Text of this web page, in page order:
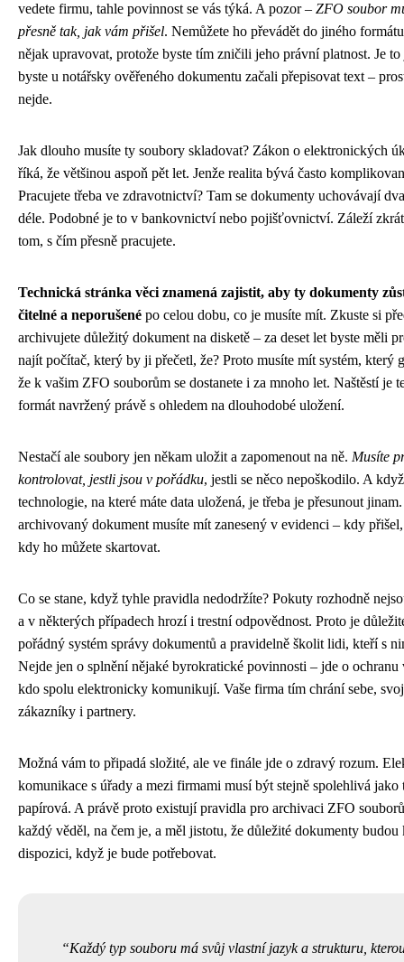
vedete firmu, tahle povinnost se vás týká. A pozor – ZFO soubor
přesně tak, jak vám přišel. Nemůžete ho převádět do jiného
nějak upravovat, protože byste tím zničili jeho právní platnost. Je
byste u notářsky ověřeného dokumentu začali přepisovat text –
nejde.
Jak dlouho musíte ty soubory skladovat? Zákon o elektronických
říká, že většinou aspoň pět let. Jenže realita bývá často
Pracujete třeba ve zdravotnictví? Tam se dokumenty uchovávají
déle. Podobné je to v bankovnictví nebo pojišťovnictví. Záleží
tom, s čím přesně pracujete.
Technická stránka věci znamená zajistit, aby ty dokumenty
čitelné a neporušené po celou dobu, co je musíte mít. Zkuste si
archivujete důležitý dokument na disketě – za deset let byste měli
najít počítač, který by ji přečetl, že? Proto musíte mít systém, který
že k vašim ZFO souborům se dostanete i za mnoho let. Naštěstí je
formát navržený právě s ohledem na dlouhodobé uložení.
Nestačí ale soubory jen někam uložit a zapomenout na ně. Musíte
kontrolovat, jestli jsou v pořádku, jestli se něco nepoškodilo. A
technologie, na které máte data uložená, je třeba je přesunout
archivovaný dokument musíte mít zanesený v evidenci – kdy
kdy ho můžete skartovat.
Co se stane, když tyhle pravidla nedodržíte? Pokuty rozhodně
a v některých případech hrozí i trestní odpovědnost. Proto je
pořádný systém správy dokumentů a pravidelně školit lidi, kteří s
Nejde jen o splnění nějaké byrokratické povinnosti – jde o ochranu
kdo spolu elektronicky komunikují. Vaše firma tím chrání sebe,
zákazníky i partnery.
Možná vám to připadá složité, ale ve finále jde o zdravý rozum.
komunikace s úřady a mezi firmami musí být stejně spolehlivá jako
papírová. A právě proto existují pravidla pro archivaci ZFO
každý věděl, na čem je, a měl jistotu, že důležité dokumenty budou
dispozici, když je bude potřebovat.
Každý typ souboru má svůj vlastní jazyk a strukturu,